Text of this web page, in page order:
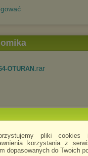
pliki
korzystania z
dopasowanych do Twoich
OTURAN .rar
OTURAN.rar